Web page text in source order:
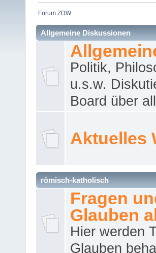
Forum ZDW
Allgemeine Diskussionen
Politik,
u.s.w.
Board über
Aktuelles
römisch-katholisch
Fragen
Glauben
Hier werden
Glauben